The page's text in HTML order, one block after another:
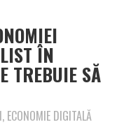
ÎN
TREBUIE SĂ
ECONOMIE DIGITALĂ